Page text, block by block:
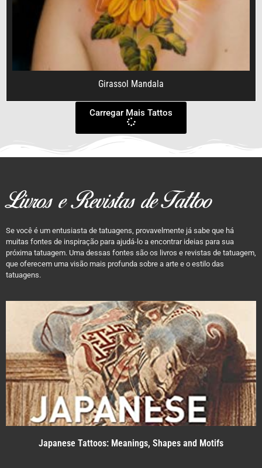
Girassol Mandala
Carregar Mais Tattos
Livros e Revistas de Tattoo
Se você é um entusiasta de tatuagens, provavelmente já sabe que há
muitas fontes de inspiração para ajudá-lo a encontrar ideias para sua
próxima tatuagem. Uma dessas fontes são os livros e revistas de tatuagem,
que oferecem uma visão mais profunda sobre a arte e o estilo das
tatuagens.
Japanese Tattoos: Meanings, Shapes and Motifs